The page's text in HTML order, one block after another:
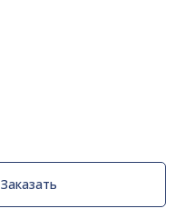
Заказать